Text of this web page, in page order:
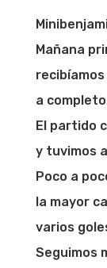
Mañana
a
El partido
y tuvimos
Poco a
la mayor
varios
Seguimos